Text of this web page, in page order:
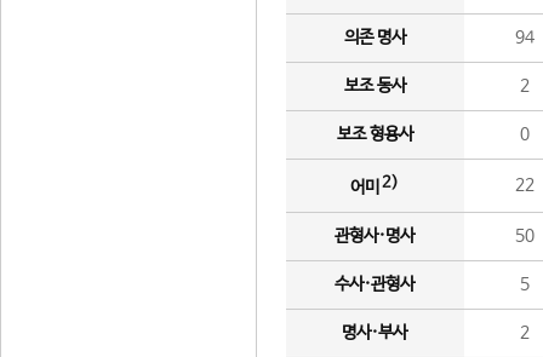
의존 명사 94
보조 동사 2
보조 형용사 0
어미 2) 22
관형사·명사 50
수사·관형사 5
명사·부사 2